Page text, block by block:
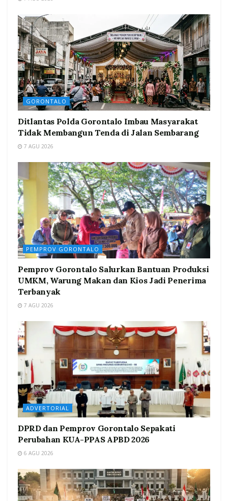
GORONTALO
Ditlantas Polda Gorontalo Imbau Masyarakat
Tidak Membangun Tenda di Jalan Sembarang
7 AGU 2026
PEMPROV GORONTALO
Pemprov Gorontalo Salurkan Bantuan Produksi
UMKM, Warung Makan dan Kios Jadi Penerima
Terbanyak
7 AGU 2026
ADVERTORIAL
DPRD dan Pemprov Gorontalo Sepakati
Perubahan KUA-PPAS APBD 2026
6 AGU 2026